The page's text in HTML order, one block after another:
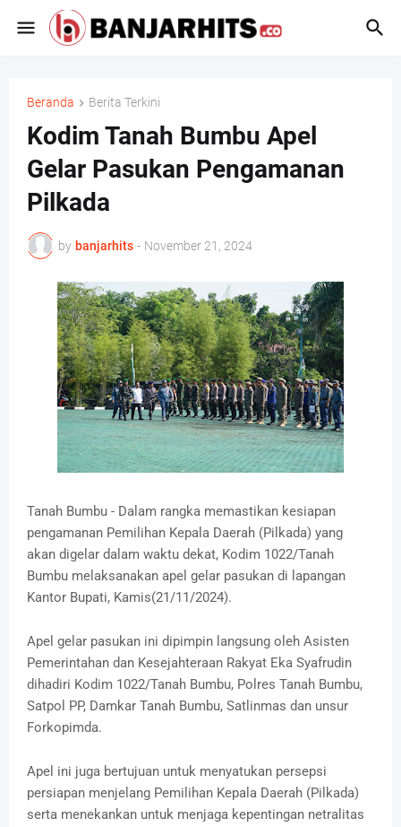
Beranda Berita Terkini
Kodim Tanah Bumbu Apel
Gelar Pasukan Pengamanan
Pilkada
by banjarhits - November 21, 2024
Tanah Bumbu - Dalam rangka memastikan kesiapan
pengamanan Pemilihan Kepala Daerah (Pilkada) yang
akan digelar dalam waktu dekat, Kodim 1022/Tanah
Bumbu melaksanakan apel gelar pasukan di lapangan
Kantor Bupati, Kamis(21/11/2024).
Apel gelar pasukan ini dipimpin langsung oleh Asisten
Pemerintahan dan Kesejahteraan Rakyat Eka Syafrudin
dihadiri Kodim 1022/Tanah Bumbu, Polres Tanah Bumbu,
Satpol PP, Damkar Tanah Bumbu, Satlinmas dan unsur
Forkopimda.
Apel ini juga bertujuan untuk menyatukan persepsi
persiapan menjelang Pemilihan Kepala Daerah (Pilkada)
serta menekankan untuk menjaga kepentingan netralitas